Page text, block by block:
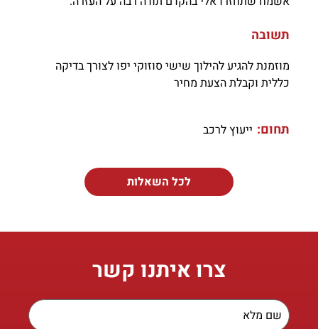
תשובה
מוזמנת להגיע להילוך שישי סוזוקי יפו לצורך בדיקה
כללית וקבלת הצעת מחיר
תחום: ייעוץ לרכב
לכל השאלות
צרו איתנו קשר